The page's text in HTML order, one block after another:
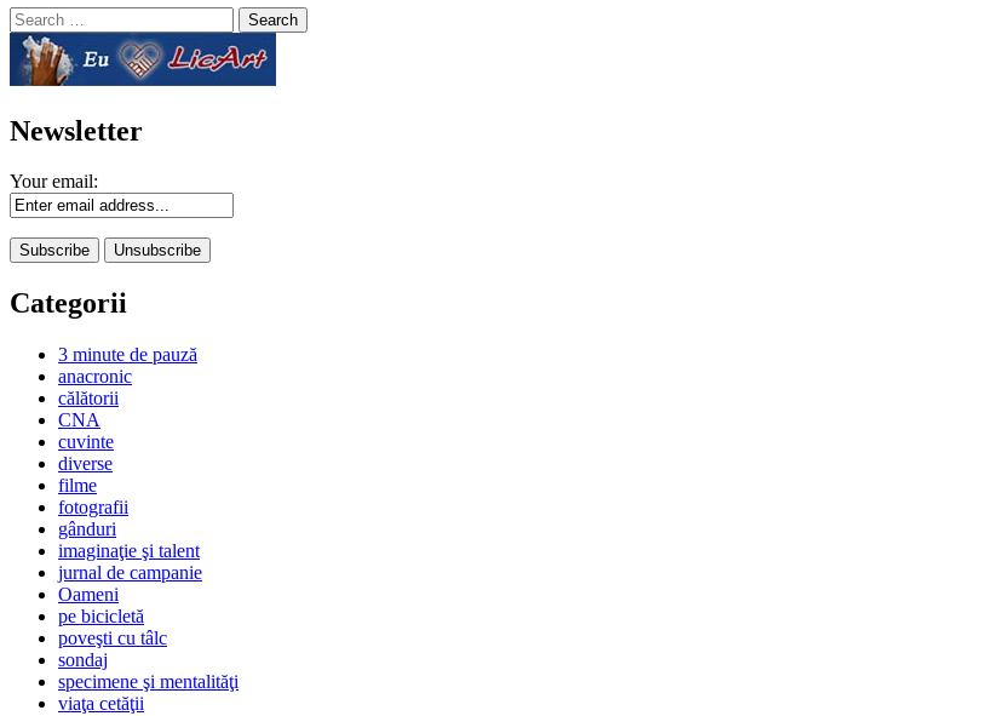
Search
for:
Newsletter
Your email:
Categorii
3 minute de pauză
anacronic
călătorii
CNA
cuvinte
diverse
filme
fotografii
gânduri
imaginaţie şi talent
jurnal de campanie
Oameni
pe bicicletă
poveşti cu tâlc
sondaj
specimene şi mentalităţi
viaţa cetăţii